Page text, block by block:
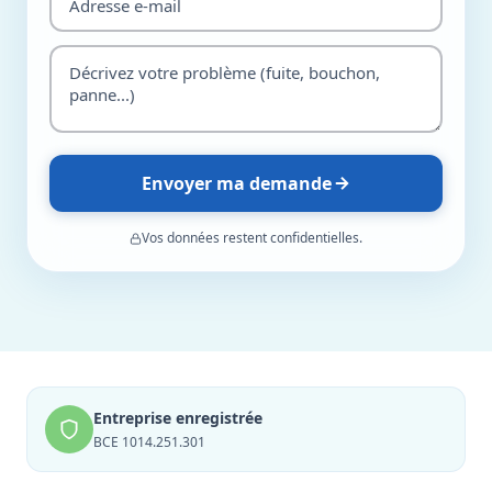
Envoyer ma demande
Vos données restent confidentielles.
Entreprise enregistrée
BCE 1014.251.301